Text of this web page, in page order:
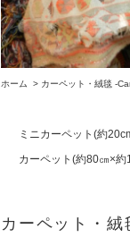
ホーム > カーペット・絨毯 -
ミニカーペット(約
カーペット(約80㎝×約
カーペット・